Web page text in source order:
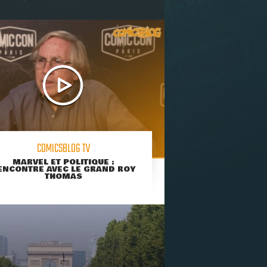
COMICSBLOG TV
MARVEL ET POLITIQUE :
AVEC LE GRAND ROY
THOMAS